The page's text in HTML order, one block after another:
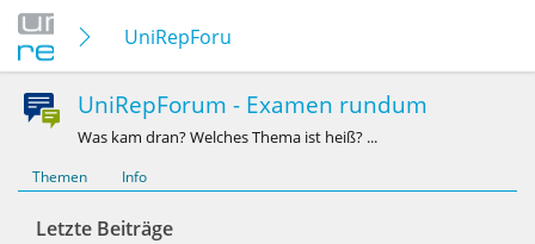
UniRepForum - Examen rundum
UniRepForum - Examen rundum
Was kam dran? Welches Thema ist heiß? ...
Themen
Info
Letzte Beiträge